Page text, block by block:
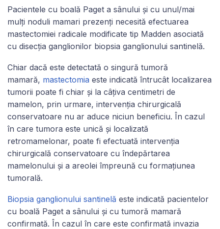
Pacientele cu boală Paget a sânului și cu unul/mai
mulți noduli mamari prezenți necesită efectuarea
mastectomiei radicale modificate tip Madden asociată
cu disecția ganglionilor biopsia ganglionului santinelă.
Chiar dacă este detectată o singură tumoră
mamară, mastectomia este indicată întrucât localizarea
tumorii poate fi chiar și la câțiva centimetri de
mamelon, prin urmare, intervenția chirurgicală
conservatoare nu ar aduce niciun beneficiu. În cazul
în care tumora este unică și localizată
retromamelonar, poate fi efectuată intervenția
chirurgicală conservatoare cu îndepărtarea
mamelonului și a areolei împreună cu formațiunea
tumorală.
Biopsia ganglionului santinelă este indicată pacientelor
cu boală Paget a sânului și cu tumoră mamară
confirmată. În cazul în care este confirmată invazia